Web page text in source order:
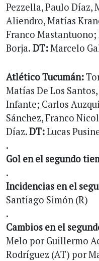
Pezzella, Paulo Díaz,
Aliendro, Matías
Franco
Borja. DT:Marcelo
Atlético Tucumán:
Matías De Los
Infante; Carlos
Sánchez, Franco
Díaz.DT:Lucas
.
Gol en el segundo
.
Incidencias en el
Santiago Simón (R)
.
Cambios en el
Melo por Guillermo
Rodríguez (AT) por